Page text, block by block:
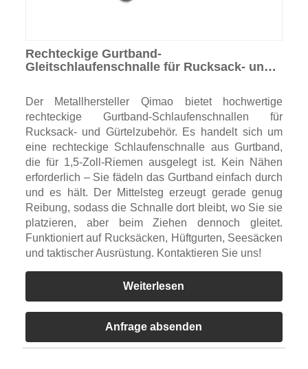
Rechteckige Gurtband-
Gleitschlaufenschnalle für Rucksack- und
Der Metallhersteller Qimao bietet hochwertige
rechteckige Gurtband-Schlaufenschnallen für
Rucksack- und Gürtelzubehör. Es handelt sich um
eine rechteckige Schlaufenschnalle aus Gurtband,
die für 1,5-Zoll-Riemen ausgelegt ist. Kein Nähen
erforderlich – Sie fädeln das Gurtband einfach durch
und es hält. Der Mittelsteg erzeugt gerade genug
Reibung, sodass die Schnalle dort bleibt, wo Sie sie
platzieren, aber beim Ziehen dennoch gleitet.
Funktioniert auf Rucksäcken, Hüftgurten, Seesäcken
und taktischer Ausrüstung. Kontaktieren Sie uns!
Weiterlesen
Anfrage absenden